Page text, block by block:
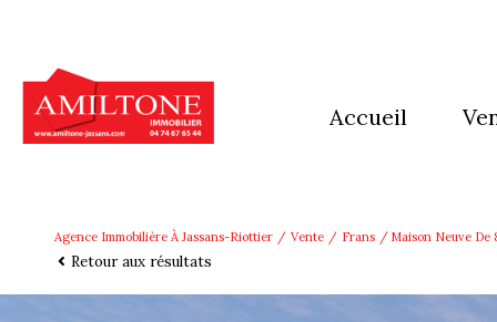
accueil
Agence Immobilière À Jassans-Riottier Vente Frans Maison Neuve De
Retour aux résultats